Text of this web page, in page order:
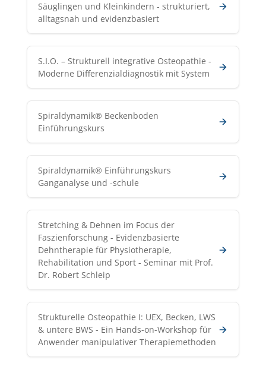
Säuglingen und Kleinkindern - strukturiert,
alltagsnah und evidenzbasiert
S.I.O. – Strukturell integrative Osteopathie -
Moderne Differenzialdiagnostik mit System
Spiraldynamik® Beckenboden
Einführungskurs
Spiraldynamik® Einführungskurs
Ganganalyse und -schule
Stretching & Dehnen im Focus der
Faszienforschung - Evidenzbasierte
Dehntherapie für Physiotherapie,
Rehabilitation und Sport - Seminar mit Prof.
Dr. Robert Schleip
Strukturelle Osteopathie I: UEX, Becken, LWS
& untere BWS - Ein Hands-on-Workshop für
Anwender manipulativer Therapiemethoden